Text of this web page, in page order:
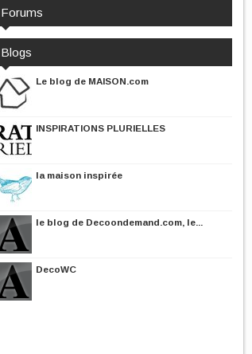
Forums
Blogs
Le blog de MAISON.com
INSPIRATIONS PLURIELLES
la maison inspirée
le blog de Decoondemand.com, le...
DecoWC